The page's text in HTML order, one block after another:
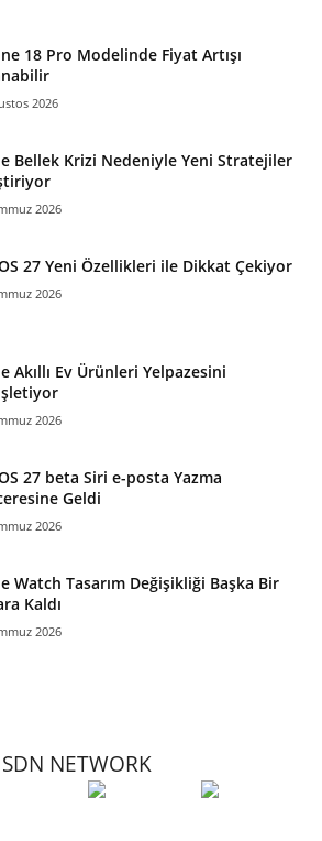
18 Pro Modelinde Fiyat Artışı
2026
Bellek Krizi Nedeniyle Yeni Stratejiler
2026
27 Yeni Özellikleri ile Dikkat Çekiyor
2026
Akıllı Ev Ürünleri Yelpazesini
2026
27 beta Siri e-posta Yazma
Geldi
2026
Watch Tasarım Değişikliği Başka Bir
Kaldı
2026
SDN NETWORK